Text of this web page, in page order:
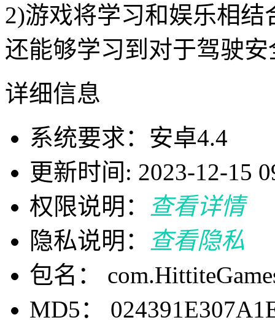
2)游戏将学习和娱乐相
还能够学习到对于驾驶
详细信息
系统要求：安卓4.4
更新时间: 2023-12-15
权限说明：
查看详情
隐私说明：
查看隐私
包名：
MD5：